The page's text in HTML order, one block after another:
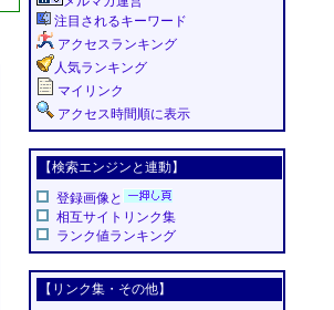
注目されるキーワード
アクセスランキング
人気ランキング
マイリンク
アクセス時間順に表示
【検索エンジンと連動】
登録画像と
相互サイトリンク集
ランク値ランキング
【リンク集・その他】